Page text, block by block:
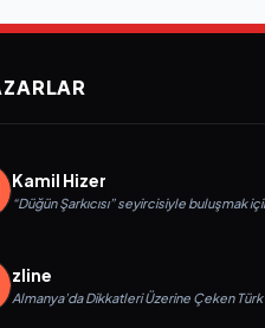
Kamil Hizer
“Düğün Şarkıcısı” seyircisiyle buluşmak
zline
Almanya’da Dikkatleri Üzerine Çeken Türk